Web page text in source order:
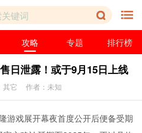
攻略 专题 排行榜
日泄露！或于9月15日上线
其它 作者：未知
游戏展开幕夜首度公开后便备受期